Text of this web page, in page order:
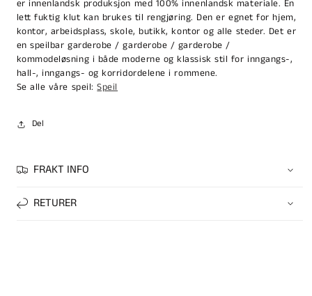
er innenlandsk produksjon med 100% innenlandsk materiale. En
lett fuktig klut kan brukes til rengjøring. Den er egnet for hjem,
kontor, arbeidsplass, skole, butikk, kontor og alle steder. Det er
en speilbar garderobe / garderobe / garderobe /
kommodeløsning i både moderne og klassisk stil for inngangs-,
hall-, inngangs- og korridordelene i rommene.
Se alle våre speil:Speil
Del
FRAKT INFO
RETURER